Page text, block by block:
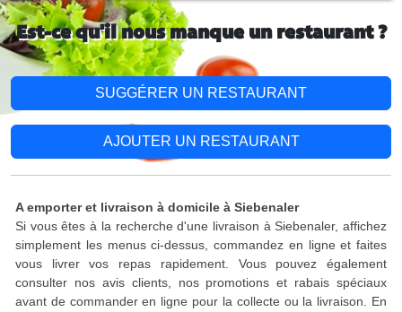
Est-ce qu'il nous manque un restaurant ?
SUGGÉRER UN RESTAURANT
AJOUTER UN RESTAURANT
A emporter et livraison à domicile à Siebenaler
Si vous êtes à la recherche d'une livraison à Siebenaler, affichez
simplement les menus ci-dessus, commandez en ligne et faites
vous livrer vos repas rapidement. Vous pouvez également
consulter nos avis clients, nos promotions et rabais spéciaux
avant de commander en ligne pour la collecte ou la livraison. En